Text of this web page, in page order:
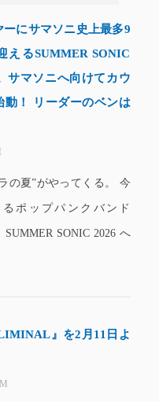
にサマソニ史上最多9
えるSUMMER SONIC
サマソニへ向けてカウ
動！ リーダーのベンは
の夏”がやってくる。 今
ポップパンクバンド
SONIC 2026 へ
』を2月11日よ